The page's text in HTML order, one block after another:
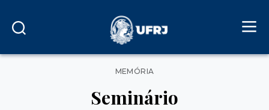
Categorias
MEMÓRIA
Seminário